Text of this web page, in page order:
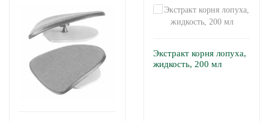
Экстракт корня лопуха,
жидкость, 200 мл